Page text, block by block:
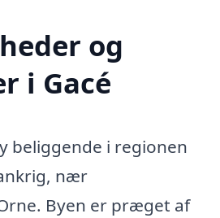
og
i Gacé
beliggende i regionen
nær
Byen er præget af